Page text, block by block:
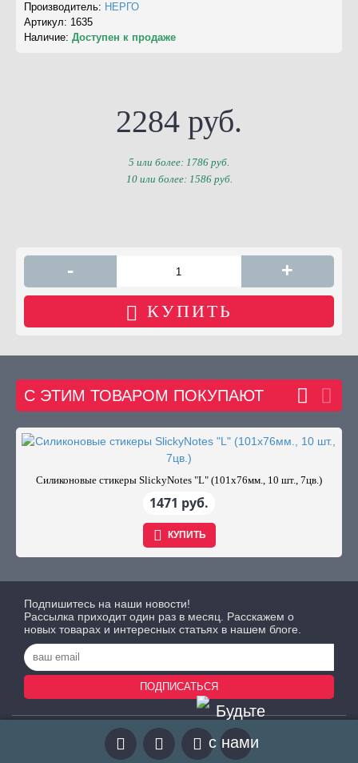
Производитель: НЕРГО
Артикул: 1635
Наличие: Доступен к продаже
2284 руб.
5 или более: 1786 руб.
10 или более: 1586 руб.
- +
КУПИТЬ
С ЭТИМ ТОВАРОМ ПОКУПАЮТ
Силиконовые стикеры SlickyNotes "L" (101х76мм., 10 шт., 7цв.)
1471 руб.
КУПИТЬ
Подпишитесь на наши новости!
Рассылка приходит один раз в месяц. Расскажем о
новых товарах и интересных статьях в нашем блоге.
ПОДПИСАТЬСЯ